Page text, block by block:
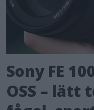
Sony FE
OSS – lätt